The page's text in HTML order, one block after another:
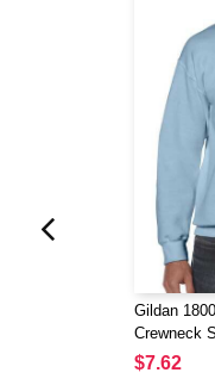
Gildan
Crewneck
$7.62